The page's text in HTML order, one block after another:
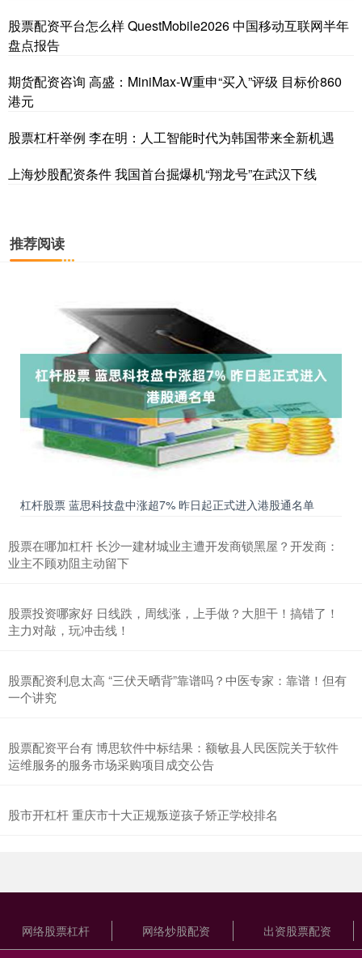
股票配资平台怎么样 QuestMobile2026 中国移动互联网半年
盘点报告
期货配资咨询 高盛：MiniMax-W重申“买入”评级 目标价860
港元
股票杠杆举例 李在明：人工智能时代为韩国带来全新机遇
上海炒股配资条件 我国首台掘爆机“翔龙号”在武汉下线
推荐阅读
杠杆股票 蓝思科技盘中涨超7% 昨日起正式进入港股通名单
股票在哪加杠杆 长沙一建材城业主遭开发商锁黑屋？开发商：
业主不顾劝阻主动留下
股票投资哪家好 日线跌，周线涨，上手做？大胆干！搞错了！
主力对敲，玩冲击线！
股票配资利息太高 “三伏天晒背”靠谱吗？中医专家：靠谱！但有
一个讲究
股票配资平台有 博思软件中标结果：额敏县人民医院关于软件
运维服务的服务市场采购项目成交公告
股市开杠杆 重庆市十大正规叛逆孩子矫正学校排名
网络股票杠杆 网络炒股配资 出资股票配资